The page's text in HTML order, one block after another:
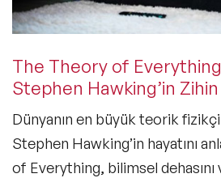
The Theory of Everything
Stephen Hawking’in Zihin
Dünyanın en büyük teorik
Stephen Hawking’in hayatını
of Everything, bilimsel